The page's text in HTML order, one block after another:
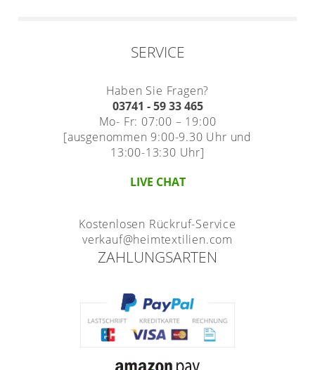
SERVICE
Haben Sie Fragen?
03741 - 59 33 465
Mo- Fr: 07:00 – 19:00
[ausgenommen 9:00-9.30 Uhr und
13:00-13:30 Uhr]
LIVE CHAT
Kostenlosen Rückruf-Service
verkauf@heimtextilien.com
ZAHLUNGSARTEN